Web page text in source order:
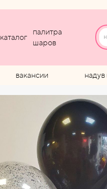
каталог
палитра
шаров
вакансии